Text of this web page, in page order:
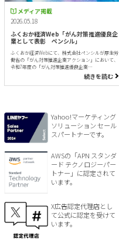
メディア掲載
2026.05.18
ふくおか経済Web「がん対策推進優良企
業として表彰 ペンシル」
ふくおか経済Webにて、株式会社ペンシルが厚生労
働省の「がん対策推進企業アクション」において、
令和7年度の「がん対策推進優良企業…
続きを読む
Yahoo!マーケティング
ソリューション セール
スパートナーです。
AWSの「APN スタンダ
ード テクノロジーパー
トナー」に認定されて
います。
X広告認定代理店とし
て公式に認定を受けて
います。